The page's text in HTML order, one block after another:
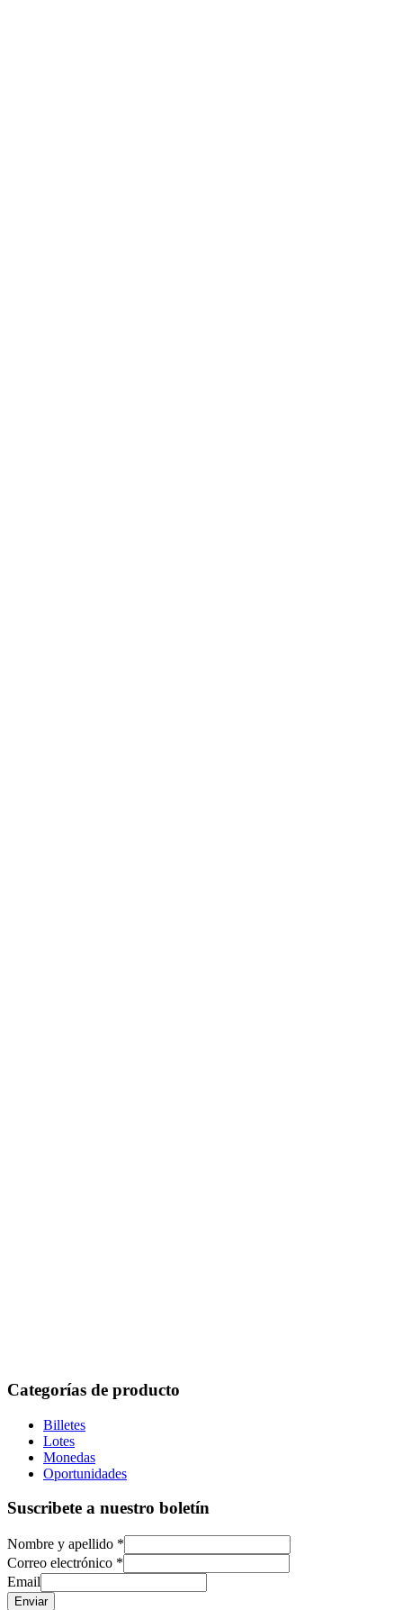
Categorías de producto
Billetes
Lotes
Monedas
Oportunidades
Suscribete a nuestro boletín
Nombre y apellido *
Correo electrónico *
Email
Enviar